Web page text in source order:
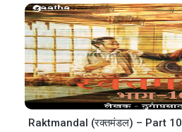
Raktmandal (रक्तमंडल) – Part 10